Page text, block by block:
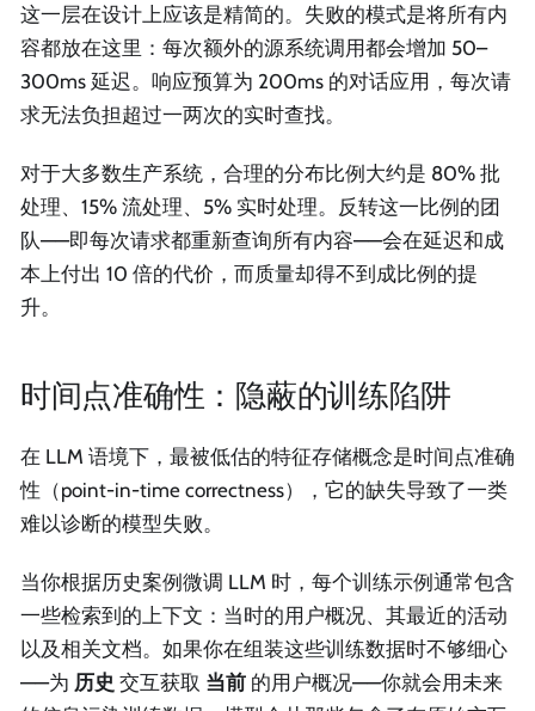
这一层在设计上应该是精简的。失败的模式是将所有内
容都放在这里：每次额外的源系统调用都会增加 50–
300ms 延迟。响应预算为 200ms 的对话应用，每次请
求无法负担超过一两次的实时查找。
对于大多数生产系统，合理的分布比例大约是 80% 批
处理、15% 流处理、5% 实时处理。反转这一比例的团
队——即每次请求都重新查询所有内容——会在延迟和成
本上付出 10 倍的代价，而质量却得不到成比例的提
升。
时间点准确性：隐蔽的训练陷阱
在 LLM 语境下，最被低估的特征存储概念是时间点准确
性（point-in-time correctness），它的缺失导致了一类
难以诊断的模型失败。
当你根据历史案例微调 LLM 时，每个训练示例通常包含
一些检索到的上下文：当时的用户概况、其最近的活动
以及相关文档。如果你在组装这些训练数据时不够细心
——为 历史 交互获取 当前 的用户概况——你就会用未来